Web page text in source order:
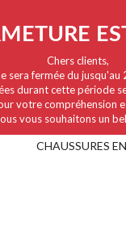
CHAUSSURES
Chers clients,
sera fermée du jusqu'au
durant cette période
votre compréhension
vous souhaitons un